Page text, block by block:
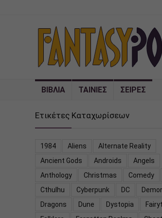
ΒΙΒΛΙΑ ΤΑΙΝΙΕΣ ΣΕΙΡΕΣ
Ετικέτες Καταχωρίσεων
1984 Aliens
Alternate Reality
Ancient Gods
Androids
Angels
Anthology
Christmas Comedy
Cthulhu
Cyberpunk DC
Dragons
Dune Dystopia